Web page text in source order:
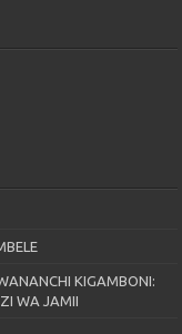
KIGAMBONI:
WA JAMII